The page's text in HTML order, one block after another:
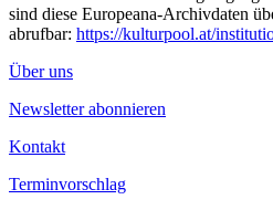
sind diese Europeana-Archivdaten
abrufbar: https://kulturpool.at/
Über uns
Newsletter abonnieren
Kontakt
Terminvorschlag